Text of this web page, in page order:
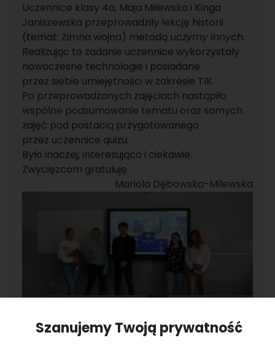
Uczennice klasy 4a, Maja Milewska i Kinga
Janiszewska przeprowadziły lekcję historii
(temat: Zimna wojna) metodą uczymy innych.
Realizując to zadanie uczennice wykorzystały
nowoczesne technologie i posiadane
przez siebie umiejętności w zakresie TIK.
Po przeprowadzonych zajęciach nastąpiło
wspólne podsumowanie tematu oraz samych
zajęć pod postacią przygotowanego
przez uczennice quizu.
Było inaczej, interesująco i ciekawie.
Zwycięzcom gratuluję.
Mariola Dębowska-Milewska
Szanujemy Twoją prywatność